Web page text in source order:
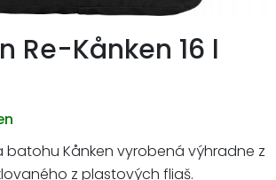
Re-Kånken 16 l
batohu Kånken vyrobená výhradne z
z plastových fliaš.